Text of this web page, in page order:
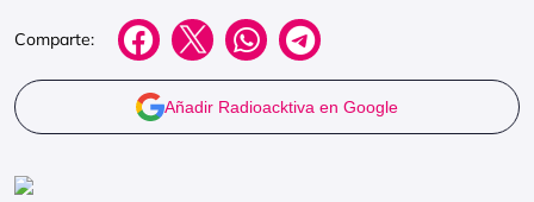
Comparte:
Añadir Radioacktiva en Google